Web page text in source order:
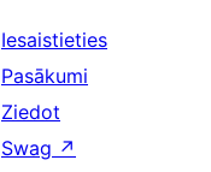
Iesaistieties
Pasākumi
Ziedot
Swag ↗